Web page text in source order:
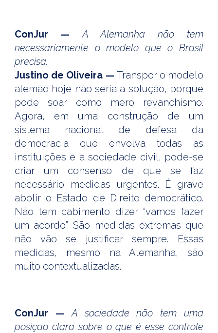
ConJur — A Alemanha não tem
necessariamente o modelo que o Brasil
precisa.
Justino de Oliveira — Transpor o modelo
alemão hoje não seria a solução, porque
pode soar como mero revanchismo.
Agora, em uma construção de um
sistema nacional de defesa da
democracia que envolva todas as
instituições e a sociedade civil, pode-se
criar um consenso de que se faz
necessário medidas urgentes. É grave
abolir o Estado de Direito democrático.
Não tem cabimento dizer “vamos fazer
um acordo”. São medidas extremas que
não vão se justificar sempre. Essas
medidas, mesmo na Alemanha, são
muito contextualizadas.
ConJur — A sociedade não tem uma
posição clara sobre o que é esse controle